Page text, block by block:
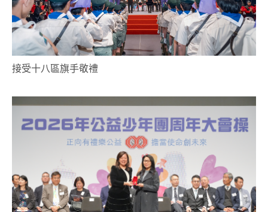
接受十八區旗手敬禮